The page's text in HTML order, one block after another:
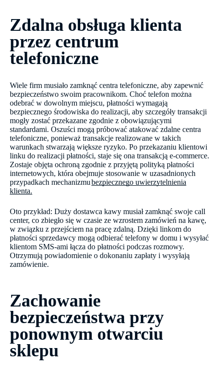
Zdalna obsługa klienta
przez centrum
telefoniczne
Wiele firm musiało zamknąć centra telefoniczne, aby zapewnić
bezpieczeństwo swoim pracownikom. Choć telefon można
odebrać w dowolnym miejscu, płatności wymagają
bezpiecznego środowiska do realizacji, aby szczegóły transakcji
mogły zostać przekazane zgodnie z obowiązującymi
standardami. Oszuści mogą próbować atakować zdalne centra
telefoniczne, ponieważ transakcje realizowane w takich
warunkach stwarzają większe ryzyko. Po przekazaniu klientowi
linku do realizacji płatności, staje się ona transakcją e-commerce.
Zostaje objęta ochroną zgodnie z przyjętą polityką płatności
internetowych, która obejmuje stosowanie w uzasadnionych
przypadkach mechanizmubezpiecznego uwierzytelnienia
klienta.
Oto przykład: Duży dostawca kawy musiał zamknąć swoje call
center, co zbiegło się w czasie ze wzrostem zamówień na kawę,
w związku z przejściem na pracę zdalną. Dzięki linkom do
płatności sprzedawcy mogą odbierać telefony w domu i wysyłać
klientom SMS-ami łącza do płatności podczas rozmowy.
Otrzymują powiadomienie o dokonaniu zapłaty i wysyłają
zamówienie.
Zachowanie
bezpieczeństwa przy
ponownym otwarciu
sklepu